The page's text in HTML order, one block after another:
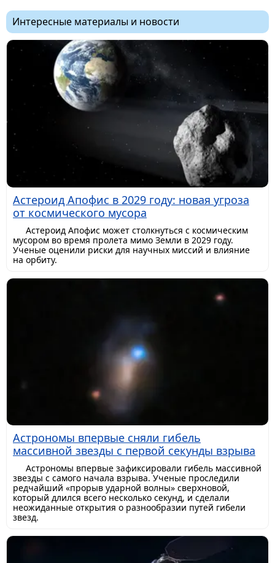
Интересные материалы и новости
Астероид Апофис в 2029 году: новая угроза
от космического мусора
Астероид Апофис может столкнуться с космическим
мусором во время пролета мимо Земли в 2029 году.
Ученые оценили риски для научных миссий и влияние
на орбиту.
Астрономы впервые сняли гибель
массивной звезды с первой секунды взрыва
Астрономы впервые зафиксировали гибель массивной
звезды с самого начала взрыва. Ученые проследили
редчайший «прорыв ударной волны» сверхновой,
который длился всего несколько секунд, и сделали
неожиданные открытия о разнообразии путей гибели
звезд.